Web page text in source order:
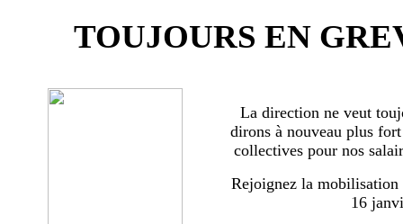
TOUJOURS EN
La direction ne veut
dirons à nouveau plus
collectives pour nos
Rejoignez la mobilisation
16